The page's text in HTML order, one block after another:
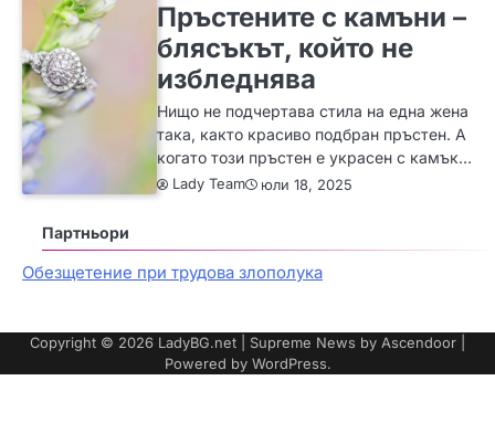
Пръстените с камъни –
блясъкът, който не
избледнява
Нищо не подчертава стила на една жена
така, както красиво подбран пръстен. А
когато този пръстен е украсен с камък…
Lady Team юли 18, 2025
Партньори
Обезщетение при трудова злополука
Copyright © 2026 LadyBG.net | Supreme News by Ascendoor
Powered by WordPress.